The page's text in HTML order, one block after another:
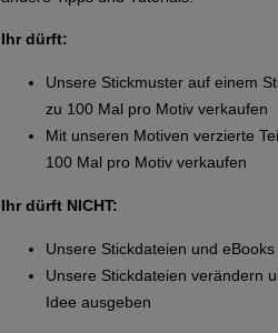
Ihr dürft:
Unsere Stickmuster auf einem
zu 100 Mal pro Motiv verkaufen
Mit unseren Motiven verzierte
100 Mal pro Motiv verkaufen
Ihr dürft NICHT:
Unsere Stickdateien und
Unsere Stickdateien verändern
Idee ausgeben